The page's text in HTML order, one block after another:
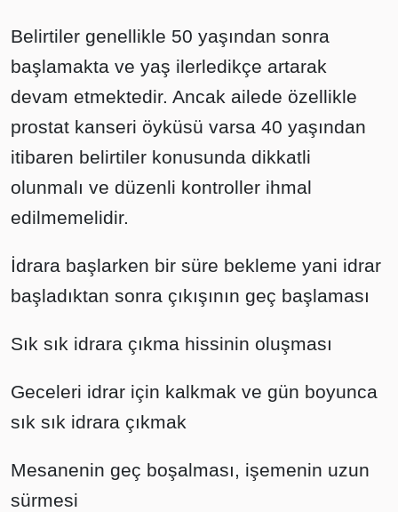
Belirtiler genellikle 50 yaşından sonra
başlamakta ve yaş ilerledikçe artarak
devam etmektedir. Ancak ailede özellikle
prostat kanseri öyküsü varsa 40 yaşından
itibaren belirtiler konusunda dikkatli
olunmalı ve düzenli kontroller ihmal
edilmemelidir.
İdrara başlarken bir süre bekleme yani idrar
başladıktan sonra çıkışının geç başlaması
Sık sık idrara çıkma hissinin oluşması
Geceleri idrar için kalkmak ve gün boyunca
sık sık idrara çıkmak
Mesanenin geç boşalması, işemenin uzun
sürmesi